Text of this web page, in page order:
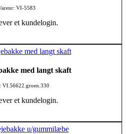
VI-5583
et kundelogin.
med langt skaft
VI.56622.groen.330
et kundelogin.